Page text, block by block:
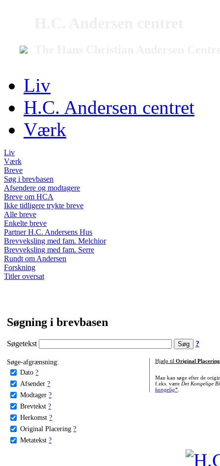
Liv
H.C. Andersen centret
Værk
Liv
Værk
Breve
Søg i brevbasen
Afsendere og modtagere
Breve om HCA
Ikke tidligere trykte breve
Alle breve
Enkelte breve
Partner H.C. Andersens Hus
Brevveksling med fam. Melchior
Brevveksling med fam. Serre
Rundt om Andersen
Forskning
Titler oversat
Søgning i brevbasen
Søgetekst ?
Søge-afgrænsning:
Dato ?
Afsender ?
Modtager ?
Brevtekst ?
Herkomst ?
Original Placering ?
Metatekst ?
Hjælp til Original Placering
Man kan søge efter de
f.eks. være Det Kongelige
kongelig*.